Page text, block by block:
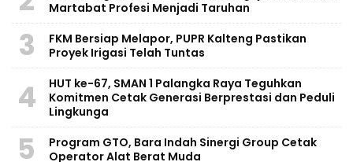
Martabat Profesi Menjadi Taruhan
3
FKM Bersiap Melapor, PUPR Kalteng Pastikan
Proyek Irigasi Telah Tuntas
4
HUT ke-67, SMAN 1 Palangka Raya Teguhkan
Komitmen Cetak Generasi Berprestasi dan Peduli
Lingkunga
5
Program GTO, Bara Indah Sinergi Group Cetak
Operator Alat Berat Muda